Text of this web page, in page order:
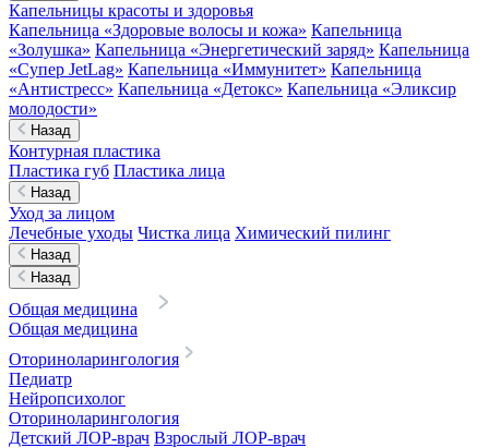
Капельницы красоты и здоровья
Капельница «Здоровые волосы и кожа» Капельница
«Золушка» Капельница «Энергетический заряд» Капельница
«Супер JetLag» Капельница «Иммунитет» Капельница
«Антистресс» Капельница «Детокс» Капельница «Эликсир
молодости»
Назад
Контурная пластика
Пластика губ Пластика лица
Назад
Уход за лицом
Лечебные уходы Чистка лица Химический пилинг
Назад
Назад
Общая медицина
Общая медицина
Оториноларингология
Педиатр
Нейропсихолог
Оториноларингология
Детский ЛОР-врач Взрослый ЛОР-врач